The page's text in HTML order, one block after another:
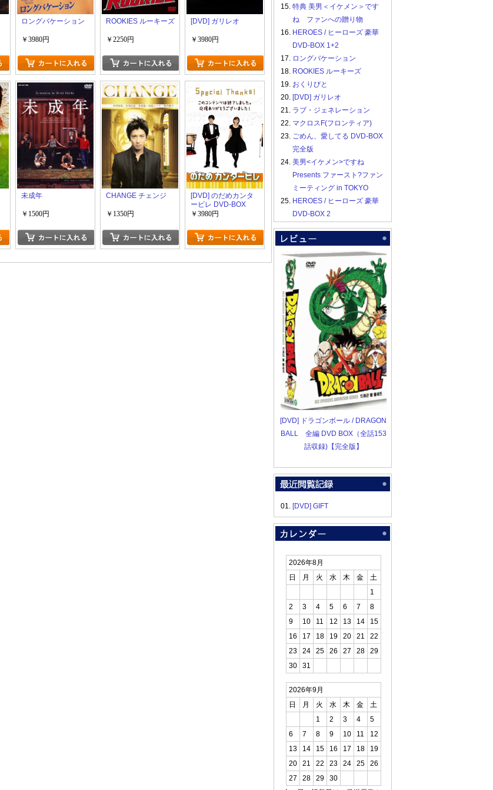
ロングバケーション
￥3980円
ROOKIES ルーキーズ
￥2250円
[DVD] ガリレオ
￥3980円
未成年
￥1500円
CHANGE チェンジ
￥1350円
[DVD] のだめカンタ
ービレ DVD-BOX
￥3980円
15. 特典 美男＜イケメン＞です
ね ファンへの贈り物
16. HEROES / ヒーローズ 豪華
DVD-BOX 1+2
17. ロングバケーション
18. ROOKIES ルーキーズ
19. おくりびと
20. [DVD] ガリレオ
21. ラブ・ジェネレーション
22. マクロスF(フロンティア)
23. ごめん、愛してる DVD-BOX
完全版
24. 美男<イケメン>ですね
Presents ファースト?ファン
ミーティング in TOKYO
25. HEROES / ヒーローズ 豪華
DVD-BOX 2
[DVD] ドラゴンボール / DRAGON
BALL 全編 DVD BOX（全話153
話収録)【完全版】
01. [DVD] GIFT
2026年8月
日
月 火 水 木 金
土
1
2
3 4 5 6 7
8
9
10 11 12 13 14
15
16
17 18 19 20 21
22
23
24 25 26 27 28
29
30
31
2026年9月
日
月 火 水 木 金
土
1
2 3 4
5
6
7 8 9 10 11
12
13
14 15 16 17 18
19
20
21 22 23 24 25
26
27
28 29
30